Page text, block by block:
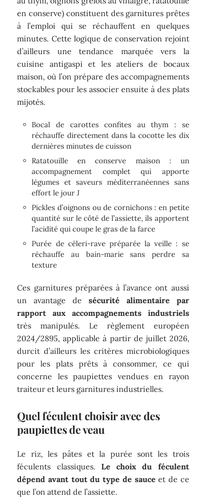
en conserve) constituent des garnitures prêtes
à l’emploi qui se réchauffent en quelques
minutes. Cette logique de conservation rejoint
d’ailleurs une tendance marquée vers la
cuisine antigaspi et les ateliers de bocaux
maison, où l’on prépare des accompagnements
stockables pour les associer ensuite à des plats
mijotés.
Bocal de carottes confites au thym : se
réchauffe directement dans la cocotte les dix
dernières minutes de cuisson
Ratatouille en conserve maison : un
accompagnement complet qui apporte
légumes et saveurs méditerranéennes sans
effort le jour J
Pickles d’oignons ou de cornichons : en petite
quantité sur le côté de l’assiette, ils apportent
l’acidité qui coupe le gras de la farce
Purée de céleri-rave préparée la veille : se
réchauffe au bain-marie sans perdre sa
texture
Ces garnitures préparées à l’avance ont aussi
un avantage de sécurité alimentaire par
rapport aux accompagnements industriels
très manipulés. Le règlement européen
2024/2895, applicable à partir de juillet 2026,
durcit d’ailleurs les critères microbiologiques
pour les plats prêts à consommer, ce qui
concerne les paupiettes vendues en rayon
traiteur et leurs garnitures industrielles.
Quel féculent choisir avec des
paupiettes de veau
Le riz, les pâtes et la purée sont les trois
féculents classiques. Le choix du féculent
dépend avant tout du type de sauce et de ce
que l’on attend de l’assiette.